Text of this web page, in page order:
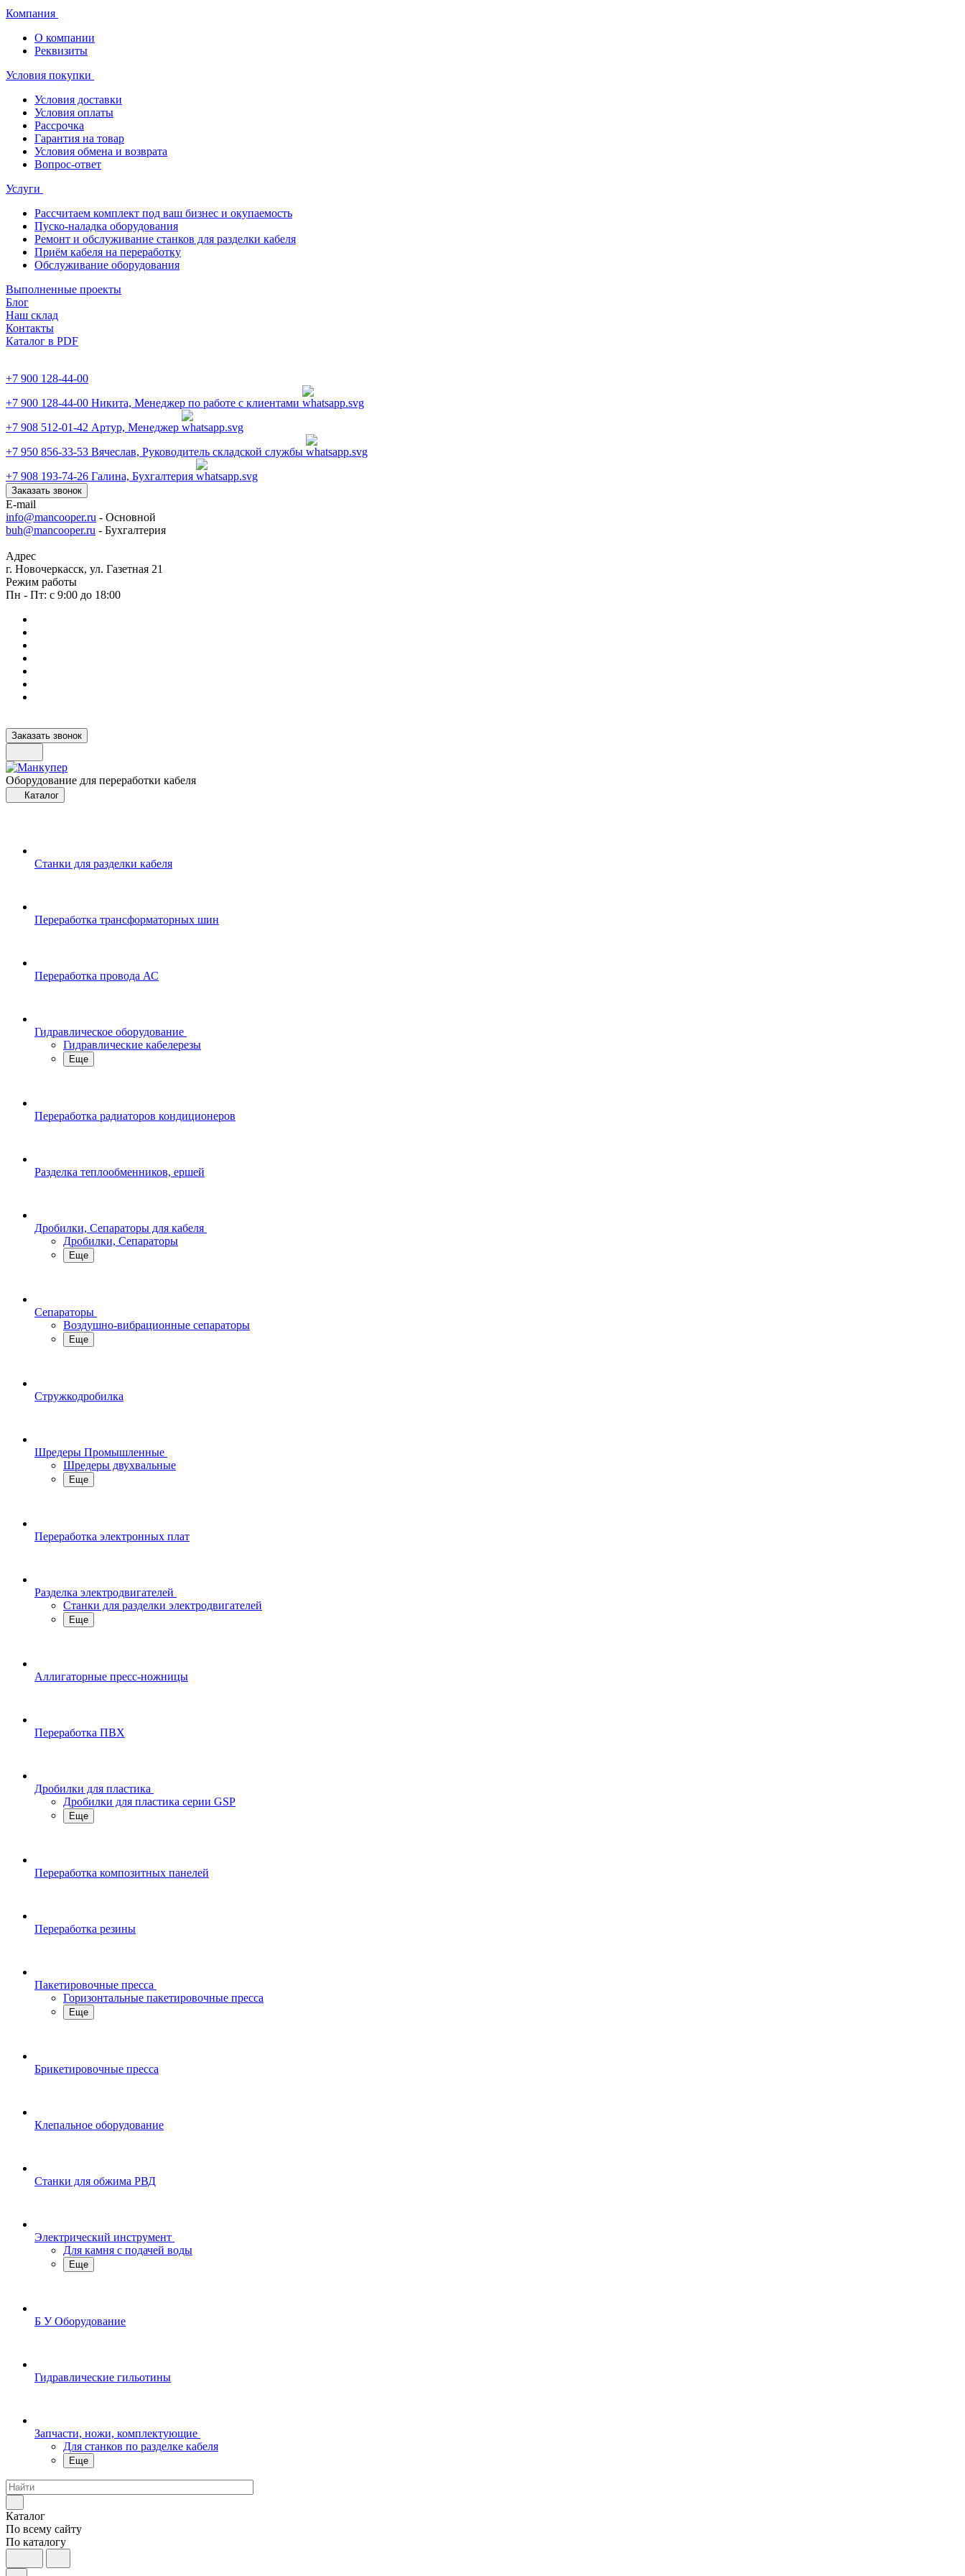
Компания
О компании
Реквизиты
Условия покупки
Условия доставки
Условия оплаты
Рассрочка
Гарантия на товар
Условия обмена и возврата
Вопрос-ответ
Услуги
Рассчитаем комплект под ваш бизнес и окупаемость
Пуско-наладка оборудования
Ремонт и обслуживание станков для разделки кабеля
Приём кабеля на переработку
Обслуживание оборудования
Выполненные проекты
Блог
Наш склад
Контакты
Каталог в PDF
+7 900 128-44-00
+7 900 128-44-00 Никита, Менеджер по работе с клиентами
+7 908 512-01-42 Артур, Менеджер
+7 950 856-33-53 Вячеслав, Руководитель складской службы
+7 908 193-74-26 Галина, Бухгалтерия
Заказать звонок
E-mail
info@mancooper.ru - Основной
buh@mancooper.ru - Бухгалтерия
Адрес
г. Новочеркасск, ул. Газетная 21
Режим работы
Пн - Пт: с 9:00 до 18:00
Заказать звонок
Оборудование для переработки кабеля
Каталог
Станки для разделки кабеля
Переработка трансформаторных шин
Переработка провода АС
Гидравлическое оборудование
Гидравлические кабелерезы
Еще
Переработка радиаторов кондиционеров
Разделка теплообменников, ершей
Дробилки, Сепараторы для кабеля
Дробилки, Сепараторы
Еще
Сепараторы
Воздушно-вибрационные сепараторы
Еще
Стружкодробилка
Шредеры Промышленные
Шредеры двухвальные
Еще
Переработка электронных плат
Разделка электродвигателей
Станки для разделки электродвигателей
Еще
Аллигаторные пресс-ножницы
Переработка ПВХ
Дробилки для пластика
Дробилки для пластика серии GSP
Еще
Переработка композитных панелей
Переработка резины
Пакетировочные пресса
Горизонтальные пакетировочные пресса
Еще
Брикетировочные пресса
Клепальное оборудование
Станки для обжима РВД
Электрический инструмент
Для камня с подачей воды
Еще
Б У Оборудование
Гидравлические гильотины
Запчасти, ножи, комплектующие
Для станков по разделке кабеля
Еще
Каталог
По всему сайту
По каталогу